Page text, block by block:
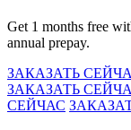
Get 1 months free
annual prepay.
ЗАКАЗАТЬ
ЗАКАЗАТЬ
СЕЙЧАС